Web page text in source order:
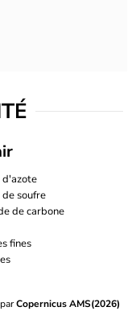
soufre
de carbone
fines
Copernicus AMS(2026)